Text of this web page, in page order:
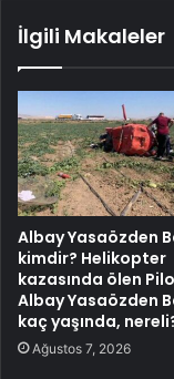
İlgili Makaleler
Albay Yasaözden
kimdir? Helikopter
kazasında ölen
Albay Yasaözden
kaç yaşında,
Ağustos 7, 2026